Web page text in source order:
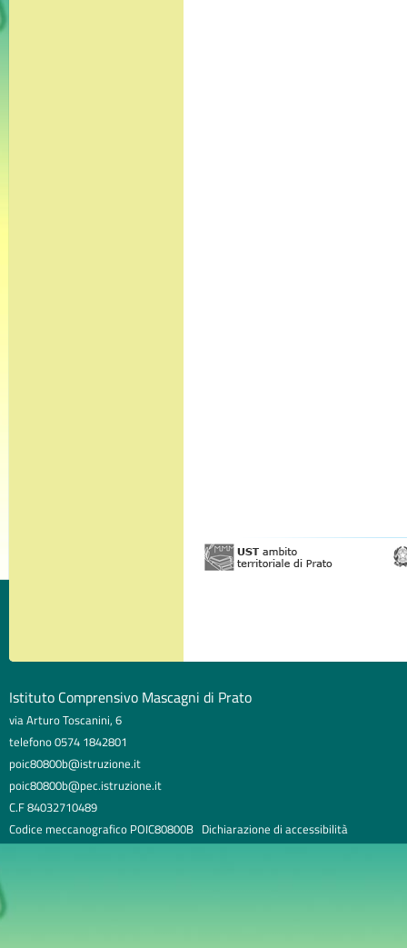
Istituto Comprensivo Mascagni di Prato
via Arturo Toscanini, 6
telefono 0574 1842801
poic80800b@istruzione.it
poic80800b@pec.istruzione.it
C.F 84032710489
Codice meccanografico POIC80800B Dichiarazione di accessibilità